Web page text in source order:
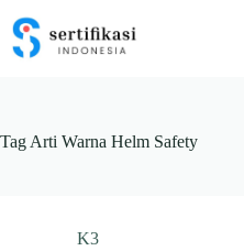
content
Tag Arti Warna Helm Safety
K3